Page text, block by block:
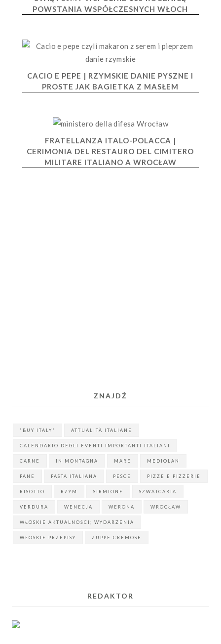
POWSTANIA WSPÓŁCZESNYCH WŁOCH
CACIO E PEPE | RZYMSKIE DANIE PYSZNE I
PROSTE JAK BAGIETKA Z MASŁEM
FRATELLANZA ITALO-POLACCA |
CERIMONIA DEL RESTAURO DEL CIMITERO
MILITARE ITALIANO A WROCŁAW
ZNAJDŹ
"BUY ITALY" ATTUALITÀ ITALIANE
CALENDARIO DEGLI EVENTI IMPORTANTI ITALIANI
CARNE IN MONTAGNA MARE MEDIOLAN
PANE PASTA ITALIANA PESCE PIZZE E PIZZERIE
RISOTTO RZYM SIRMIONE SZWAJCARIA
VERDURA WENECJA WERONA WROCŁAW
WŁOSKIE AKTUALNOŚCI; WYDARZENIA
WŁOSKIE PRZEPISY ZUPPE CREMOSE
REDAKTOR